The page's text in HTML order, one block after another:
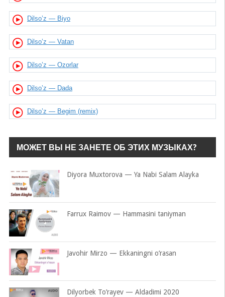
Dilso’z — Biyo
Dilso’z — Vatan
Dilso’z — Ozorlar
Dilso’z — Dada
Dilso’z — Begim (remix)
МОЖЕТ ВЫ НЕ ЗАНЕТЕ ОБ ЭТИХ МУЗЫКАХ?
Diyora Muxtorova — Ya Nabi Salam Alayka
Farrux Raimov — Hammasini taniyman
Javohir Mirzo — Ekkaningni o’rasan
Dilyorbek To’rayev — Aldadimi 2020